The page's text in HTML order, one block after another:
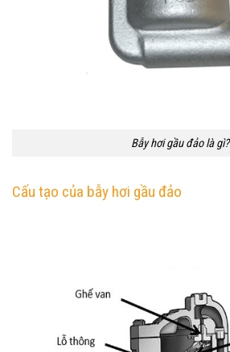
Bẫy hơi gầu đảo là gì?
Cấu tạo của bẫy hơi gầu đảo